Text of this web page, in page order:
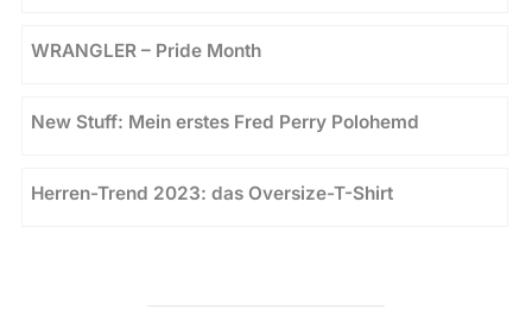
WRANGLER – Pride Month
New Stuff: Mein erstes Fred Perry Polohemd
Herren-Trend 2023: das Oversize-T-Shirt